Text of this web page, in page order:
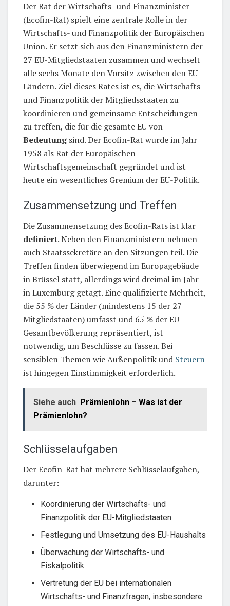
Der Rat der Wirtschafts- und Finanzminister
(Ecofin-Rat) spielt eine zentrale Rolle in der
Wirtschafts- und Finanzpolitik der Europäischen
Union. Er setzt sich aus den Finanzministern der
27 EU-Mitgliedstaaten zusammen und wechselt
alle sechs Monate den Vorsitz zwischen den EU-
Ländern. Ziel dieses Rates ist es, die Wirtschafts-
und Finanzpolitik der Mitgliedsstaaten zu
koordinieren und gemeinsame Entscheidungen
zu treffen, die für die gesamte EU von
Bedeutungsind. Der Ecofin-Rat wurde im Jahr
1958 als Rat der Europäischen
Wirtschaftsgemeinschaft gegründet und ist
heute ein wesentliches Gremium der EU-Politik.
Zusammensetzung und Treffen
Die Zusammensetzung des Ecofin-Rats ist klar
definiert. Neben den Finanzministern nehmen
auch Staatssekretäre an den Sitzungen teil. Die
Treffen finden überwiegend im Europagebäude
in Brüssel statt, allerdings wird dreimal im Jahr
in Luxemburg getagt. Eine qualifizierte Mehrheit,
die 55 % der Länder (mindestens 15 der 27
Mitgliedstaaten) umfasst und 65 % der EU-
Gesamtbevölkerung repräsentiert, ist
notwendig, um Beschlüsse zu fassen. Bei
sensiblen Themen wie Außenpolitik und Steuern
ist hingegen Einstimmigkeit erforderlich.
Siehe auch Prämienlohn – Was ist der
Prämienlohn?
Schlüsselaufgaben
Der Ecofin-Rat hat mehrere Schlüsselaufgaben,
darunter:
Koordinierung der Wirtschafts- und
Finanzpolitik der EU-Mitgliedstaaten
Festlegung und Umsetzung des EU-Haushalts
Überwachung der Wirtschafts- und
Fiskalpolitik
Vertretung der EU bei internationalen
Wirtschafts- und Finanzfragen, insbesondere